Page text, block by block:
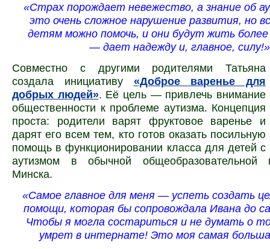
«Страх порождает невежество, а знание об
это очень сложное нарушение развития, но
детям можно помочь, и они будут жить более
— дает надежду и, главное, силу!»
Совместно с другими родителями Татьяна
создала инициативу «Доброе варенье для
добрых людей». Её цель — привлечь внимание
общественности к проблеме аутизма. Концепция
проста: родители варят фруктовое варенье и
дарят его всем тем, кто готов оказать посильную
помощь в функционировании класса для детей с
аутизмом в обычной общеобразовательной
Минска.
«Самое главное для меня — успеть создать
помощи, которая бы сопровождала Ивана до
Чтобы я могла состариться и не думать о
умрет в интернате! Это моя самая